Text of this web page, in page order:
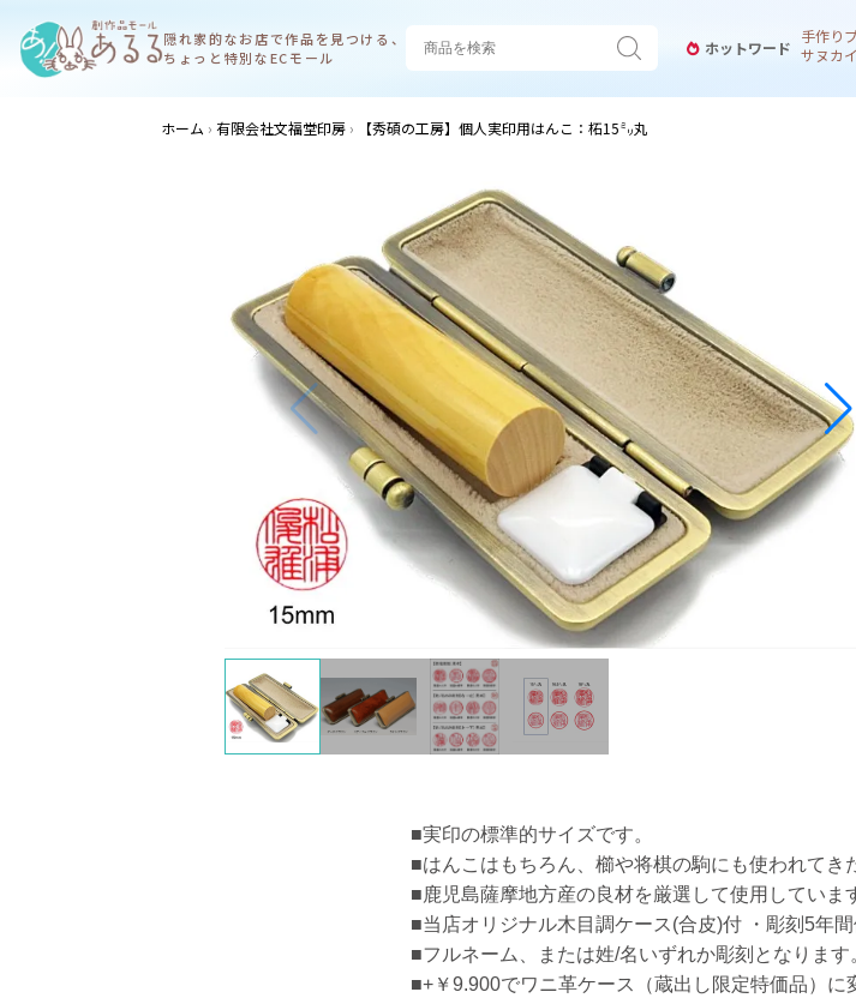
隠れ家的なお店で作品を見つける、
ちょっと特別なECモール
ホットワード
手作り
ホーム 有限会社文福堂印房 【秀碩の工房】個人実印用はんこ：柘15㍉丸
■実印の標準的サイズです。
■はんこはもちろん、櫛や将棋の駒にも使われてき
■鹿児島薩摩地方産の良材を厳選して使用していま
■当店オリジナル木目調ケース(合皮)付 ・彫刻5年間
■フルネーム、または姓/名いずれか彫刻となります
■+￥9.900でワニ革ケース（蔵出し限定特価品）に